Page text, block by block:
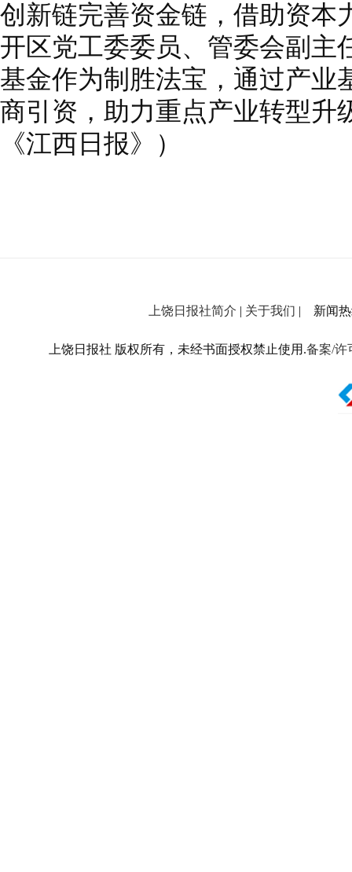
创新链完善资金链，借助资本
开区党工委委员、管委会副主
基金作为制胜法宝，通过产业
商引资，助力重点产业转型升
《江西日报》）
上饶日报社简介 | 关于我们 | 新闻热
上饶日报社 版权所有，未经书面授权禁止使用.备案/许